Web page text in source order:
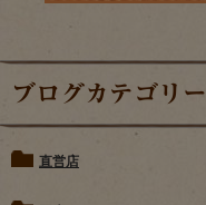
ブログカテゴリー
直営店